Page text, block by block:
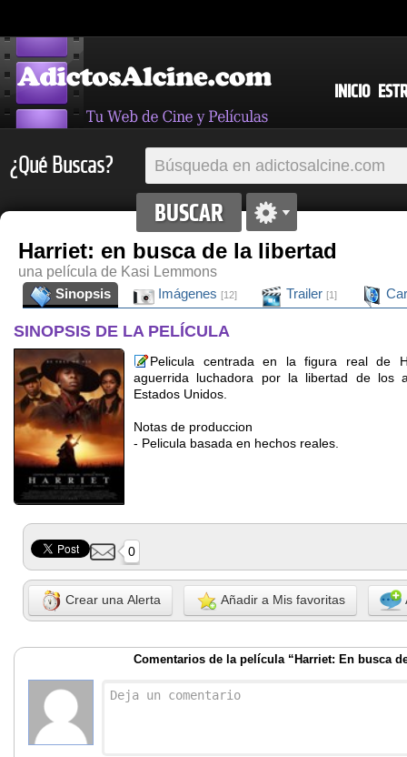
INICIO
¿Qué Buscas?
Harriet: en busca de la libertad
una película de Kasi Lemmons
Sinopsis
Imágenes [12] Trailer [1]
SINOPSIS DE LA PELÍCULA
Pelicula centrada en la figura real de
aguerrida luchadora por la libertad de los
Estados Unidos.
Notas de produccion
- Pelicula basada en hechos reales.
0
Crear una Alerta Añadir a Mis favoritas
Comentarios de la película “Harriet: En busca